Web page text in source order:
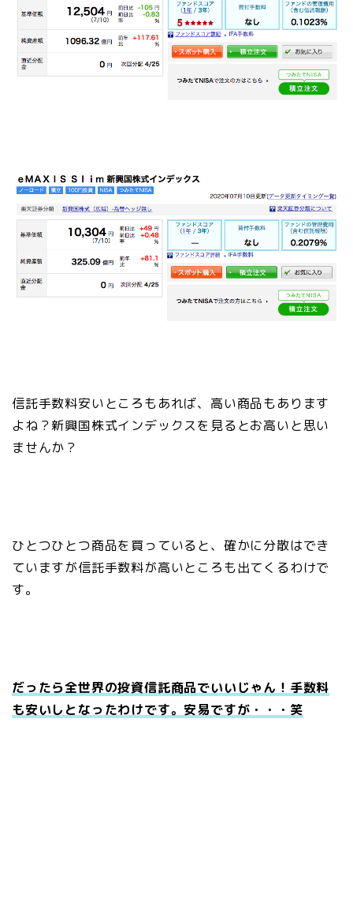
信託手数料安いところもあれば、高い商品もあります
よね？新興国株式インデックスを見るとお高いと思い
ませんか？
ひとつひとつ商品を買っていると、確かに分散はでき
ていますが信託手数料が高いところも出てくるわけで
す。
だったら全世界の投資信託商品でいいじゃん！手数料
も安いしとなったわけです。安易ですが・・・笑